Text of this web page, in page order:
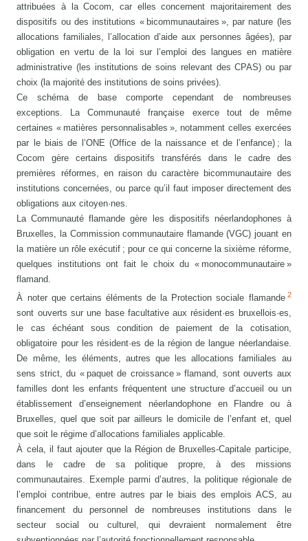
attribuées à la Cocom, car elles concernent majoritairement des
dispositifs ou des institutions « bicommunautaires », par nature (les
allocations familiales, l’allocation d’aide aux personnes âgées), par
obligation en vertu de la loi sur l’emploi des langues en matière
administrative (les institutions de soins relevant des CPAS) ou par
choix (la majorité des institutions de soins privées).
Ce schéma de base comporte cependant de nombreuses
exceptions. La Communauté française exerce tout de même
certaines « matières personnalisables », notamment celles exercées
par le biais de l’ONE (Office de la naissance et de l’enfance) ; la
Cocom gère certains dispositifs transférés dans le cadre des
premières réformes, en raison du caractère bicommunautaire des
institutions concernées, ou parce qu’il faut imposer directement des
obligations aux citoyen·nes.
La Communauté flamande gère les dispositifs néerlandophones à
Bruxelles, la Commission communautaire flamande (VGC) jouant en
la matière un rôle exécutif ; pour ce qui concerne la sixième réforme,
quelques institutions ont fait le choix du « monocommunautaire »
flamand.
À noter que certains éléments de la Protection sociale flamande 2
sont ouverts sur une base facultative aux résident·es bruxellois·es,
le cas échéant sous condition de paiement de la cotisation,
obligatoire pour les résident·es de la région de langue néerlandaise.
De même, les éléments, autres que les allocations familiales au
sens strict, du « paquet de croissance » flamand, sont ouverts aux
familles dont les enfants fréquentent une structure d’accueil ou un
établissement d’enseignement néerlandophone en Flandre ou à
Bruxelles, quel que soit par ailleurs le domicile de l’enfant et, quel
que soit le régime d’allocations familiales applicable.
À cela, il faut ajouter que la Région de Bruxelles-Capitale participe,
dans le cadre de sa politique propre, à des missions
communautaires. Exemple parmi d’autres, la politique régionale de
l’emploi contribue, entre autres par le biais des emplois ACS, au
financement du personnel de nombreuses institutions dans le
secteur social ou culturel, qui devraient normalement être